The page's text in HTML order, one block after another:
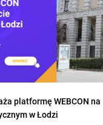
platformę WEBCON na
w Łodzi